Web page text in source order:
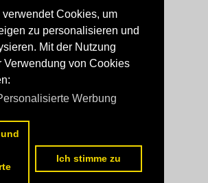
Cookies, um
zu personalisieren und
Mit der Nutzung
Verwendung von Cookies
Werbung
Ich stimme zu